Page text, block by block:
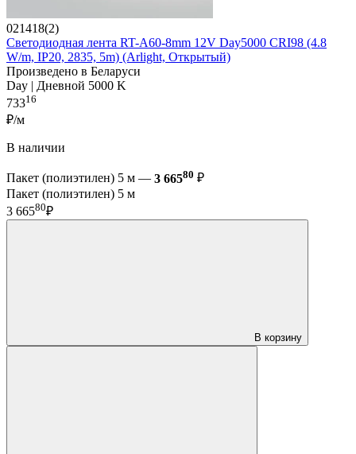
021418(2)
Светодиодная лента RT-A60-8mm 12V Day5000 CRI98 (4.8
W/m, IP20, 2835, 5m) (Arlight, Открытый)
Произведено в Беларуси
Day | Дневной 5000 K
73316
₽/м
В наличии
Пакет (полиэтилен) 5 м — 3 66580 ₽
Пакет (полиэтилен) 5 м
3 66580₽
В корзину